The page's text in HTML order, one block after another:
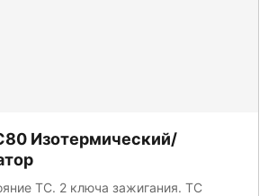
Изотермический/
ТС. 2 ключа зажигания. ТС